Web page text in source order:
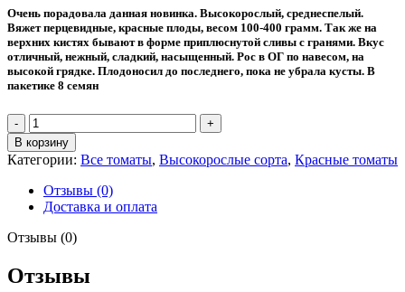
80 ₽.
60 ₽.
Очень порадовала данная новинка. Высокорослый, среднеспелый.
Вяжет перцевидные, красные плоды, весом 100-400 грамм. Так же на
верхних кистях бывают в форме приплюснутой сливы с гранями. Вкус
отличный, нежный, сладкий, насыщенный. Рос в ОГ по навесом, на
высокой грядке. Плодоносил до последнего, пока не убрала кусты. В
пакетике 8 семян
Количество
товара
Озеро
Яудж
(Lake
Yauj)
В корзину
Категории: Все томаты, Высокорослые сорта, Красные томаты
Отзывы (0)
Доставка и оплата
Отзывы (0)
Отзывы